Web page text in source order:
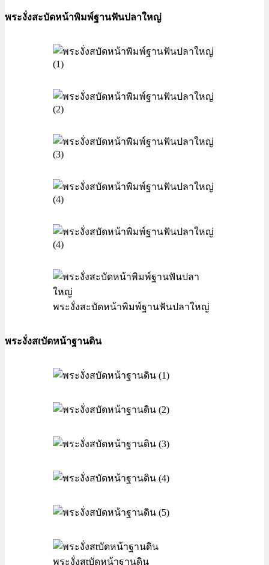
พระงั่งสะบัดหน้าพิมพ์ฐานฟันปลาใหญ่
พระงั่งสะบัดหน้าพิมพ์ฐานฟันปลาใหญ่
พระงั่งสtบัดหน้าฐานดิน
พระงั่งสtบัดหน้าฐานดิน